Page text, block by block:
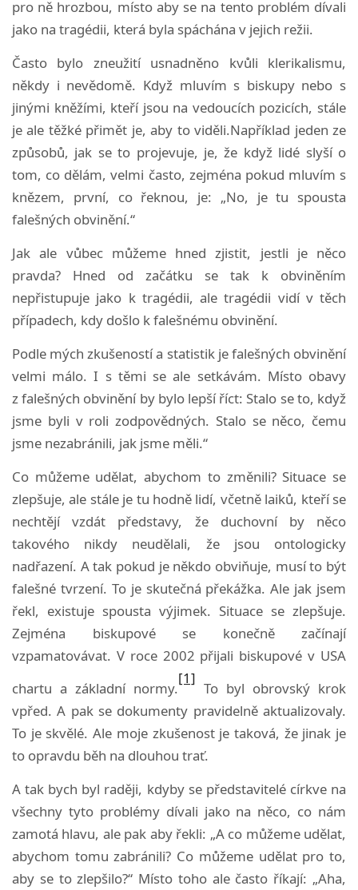
pro ně hrozbou, místo aby se na tento problém dívali
jako na tragédii, která byla spáchána v jejich režii.
Často bylo zneužití usnadněno kvůli klerikalismu,
někdy i nevědomě. Když mluvím s biskupy nebo s
jinými kněžími, kteří jsou na vedoucích pozicích, stále
je ale těžké přimět je, aby to viděli.Například jeden ze
způsobů, jak se to projevuje, je, že když lidé slyší o
tom, co dělám, velmi často, zejména pokud mluvím s
knězem, první, co řeknou, je: „No, je tu spousta
falešných obvinění.“
Jak ale vůbec můžeme hned zjistit, jestli je něco
pravda? Hned od začátku se tak k obviněním
nepřistupuje jako k tragédii, ale tragédii vidí v těch
případech, kdy došlo k falešnému obvinění.
Podle mých zkušeností a statistik je falešných obvinění
velmi málo. I s těmi se ale setkávám. Místo obavy
z falešných obvinění by bylo lepší říct: Stalo se to, když
jsme byli v roli zodpovědných. Stalo se něco, čemu
jsme nezabránili, jak jsme měli.“
Co můžeme udělat, abychom to změnili? Situace se
zlepšuje, ale stále je tu hodně lidí, včetně laiků, kteří se
nechtějí vzdát představy, že duchovní by něco
takového nikdy neudělali, že jsou ontologicky
nadřazení. A tak pokud je někdo obviňuje, musí to být
falešné tvrzení. To je skutečná překážka. Ale jak jsem
řekl, existuje spousta výjimek. Situace se zlepšuje.
Zejména biskupové se konečně začínají
vzpamatovávat. V roce 2002 přijali biskupové v USA
chartu a základní normy.
[1]
To byl obrovský krok
vpřed. A pak se dokumenty pravidelně aktualizovaly.
To je skvělé. Ale moje zkušenost je taková, že jinak je
to opravdu běh na dlouhou trať.
A tak bych byl raději, kdyby se představitelé církve na
všechny tyto problémy dívali jako na něco, co nám
zamotá hlavu, ale pak aby řekli: „A co můžeme udělat,
abychom tomu zabránili? Co můžeme udělat pro to,
aby se to zlepšilo?“ Místo toho ale často říkají: „Aha,